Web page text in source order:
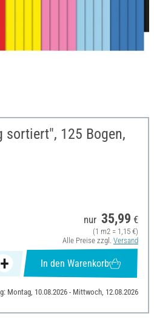
sortiert", 125 Bogen,
nur 35,99 €
(1 m2 = 1,15 €)
Alle Preise zzgl. Versand
In den Warenkorb
Montag, 10.08.2026 - Mittwoch, 12.08.2026